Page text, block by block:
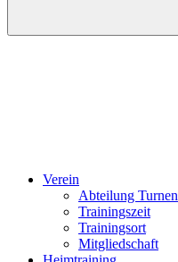
Verein
Abteilung Turnen
Trainingszeit
Trainingsort
Mitgliedschaft